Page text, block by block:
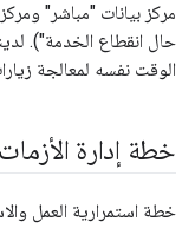
مركز بيانات "مباشر"
حال انقطاع الخدمة").
الوقت نفسه لمعالجة
خطة إدارة